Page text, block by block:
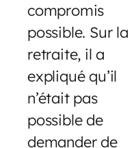
compromis
possible. Sur la
retraite, il a
expliqué qu’il
n’était pas
possible de
demander de